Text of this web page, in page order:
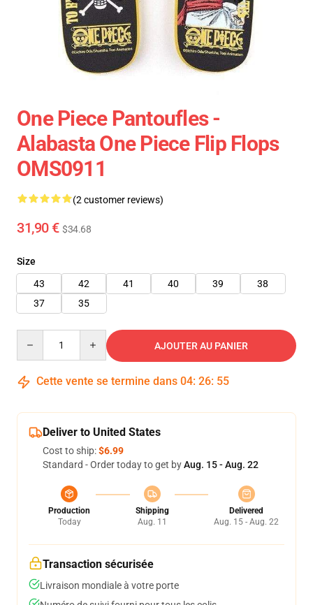
One Piece Pantoufles -
Alabasta One Piece Flip Flops
OMS0911
(2 customer reviews)
31,90 € $34.68
Size
43
42 41 40 39
38
37
35
AJOUTER AU PANIER
Cette vente se termine dans 04: 26: 55
Deliver to United States
Cost to ship:$6.99
Standard - Order today to get byAug. 15 - Aug. 22
Production
Today
Shipping
Aug. 11
Delivered
Aug. 15 - Aug. 22
Transaction sécurisée
Livraison mondiale à votre porte